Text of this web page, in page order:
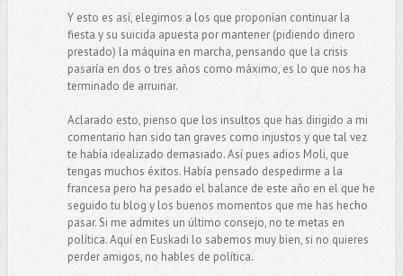
Y esto es así, elegimos a los que proponían continuar la
fiesta y su suicida apuesta por mantener (pidiendo dinero
prestado) la máquina en marcha, pensando que la crisis
pasaría en dos o tres años como máximo, es lo que nos ha
terminado de arruinar.
Aclarado esto, pienso que los insultos que has dirigido a mi
comentario han sido tan graves como injustos y que tal vez
te había idealizado demasiado. Así pues adios Moli, que
tengas muchos éxitos. Había pensado despedirme a la
francesa pero ha pesado el balance de este año en el que he
seguido tu blog y los buenos momentos que me has hecho
pasar. Si me admites un último consejo, no te metas en
política. Aquí en Euskadi lo sabemos muy bien, si no quieres
perder amigos, no hables de política.